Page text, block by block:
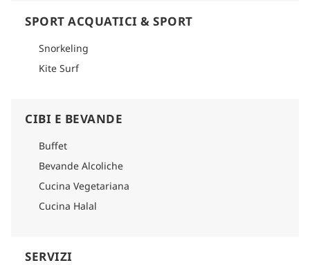
SPORT ACQUATICI & SPORT
Snorkeling
Kite Surf
CIBI E BEVANDE
Buffet
Bevande Alcoliche
Cucina Vegetariana
Cucina Halal
SERVIZI